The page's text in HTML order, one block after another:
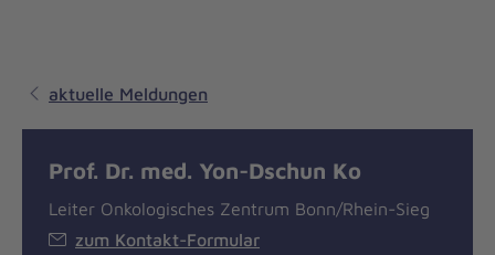
aktuelle Meldungen
Prof. Dr. med. Yon-Dschun Ko
Leiter Onkologisches Zentrum Bonn/Rhein-Sieg
zum Kontakt-Formular